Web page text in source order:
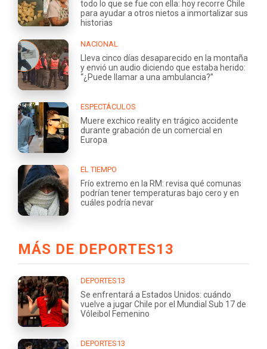
todo lo que se fue con ella: hoy recorre Chile
para ayudar a otros nietos a inmortalizar sus
historias
NACIONAL
Lleva cinco días desaparecido en la montaña
y envió un audio diciendo que estaba herido:
“¿Puede llamar a una ambulancia?”
ESPECTÁCULOS
Muere exchico reality en trágico accidente
durante grabación de un comercial en
Europa
EL TIEMPO
Frío extremo en la RM: revisa qué comunas
podrían tener temperaturas bajo cero y en
cuáles podría nevar
MÁS DE DEPORTES13
DEPORTES13
Se enfrentará a Estados Unidos: cuándo
vuelve a jugar Chile por el Mundial Sub 17 de
Vóleibol Femenino
DEPORTES13